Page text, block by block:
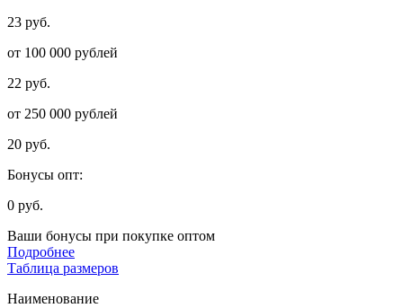
23 руб.
от 100 000 рублей
22 руб.
от 250 000 рублей
20 руб.
Бонусы опт:
0 руб.
Ваши бонусы при покупке оптом
Подробнее
Таблица размеров
Наименование